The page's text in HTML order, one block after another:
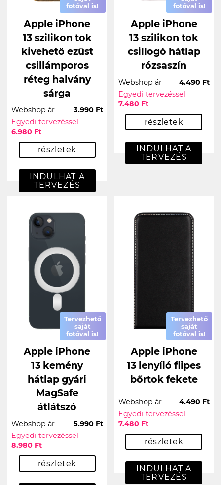
fotóval is!
Apple iPhone
13 szilikon tok
kivehető ezüst
csillámporos
réteg halvány
sárga
Webshop ár
3.990 Ft
Egyedi tervezéssel
6.980 Ft
részletek
INDULHAT A
TERVEZÉS
fotóval is!
Apple iPhone
13 szilikon tok
csillogó hátlap
rózsaszín
Webshop ár
4.490 Ft
Egyedi tervezéssel
7.480 Ft
részletek
INDULHAT A
TERVEZÉS
Tervezhető
saját
fotóval is!
Apple iPhone
13 kemény
hátlap gyári
MagSafe
átlátszó
Webshop ár
5.990 Ft
Egyedi tervezéssel
8.980 Ft
részletek
Tervezhető
saját
fotóval is!
Apple iPhone
13 lenyíló flipes
bőrtok fekete
Webshop ár
4.490 Ft
Egyedi tervezéssel
7.480 Ft
részletek
INDULHAT A
TERVEZÉS